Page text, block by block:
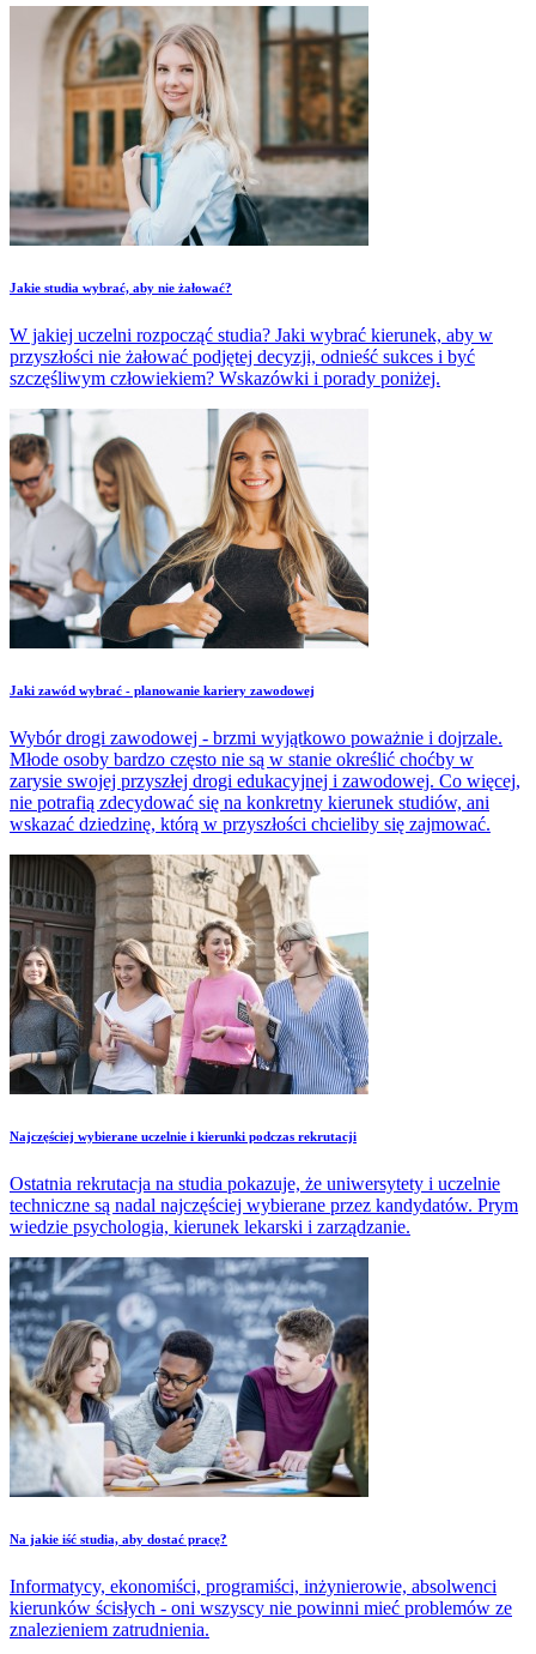
Jakie studia wybrać, aby nie żałować?
W jakiej uczelni rozpocząć studia? Jaki wybrać kierunek, aby w
przyszłości nie żałować podjętej decyzji, odnieść sukces i być
szczęśliwym człowiekiem? Wskazówki i porady poniżej.
Jaki zawód wybrać - planowanie kariery zawodowej
Wybór drogi zawodowej - brzmi wyjątkowo poważnie i dojrzale.
Młode osoby bardzo często nie są w stanie określić choćby w
zarysie swojej przyszłej drogi edukacyjnej i zawodowej. Co więcej,
nie potrafią zdecydować się na konkretny kierunek studiów, ani
wskazać dziedzinę, którą w przyszłości chcieliby się zajmować.
Najczęściej wybierane uczelnie i kierunki podczas rekrutacji
Ostatnia rekrutacja na studia pokazuje, że uniwersytety i uczelnie
techniczne są nadal najczęściej wybierane przez kandydatów. Prym
wiedzie psychologia, kierunek lekarski i zarządzanie.
Na jakie iść studia, aby dostać pracę?
Informatycy, ekonomiści, programiści, inżynierowie, absolwenci
kierunków ścisłych - oni wszyscy nie powinni mieć problemów ze
znalezieniem zatrudnienia.